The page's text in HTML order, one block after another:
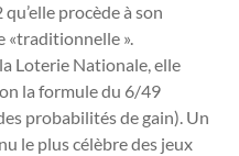
procède à son
«traditionnelle ».
Loterie Nationale, elle
la formule du 6/49
probabilités de gain). Un
le plus célèbre des jeux